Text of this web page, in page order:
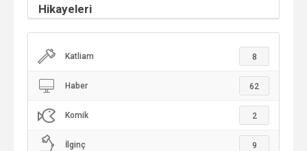
Hikayeleri
Katliam 8
Haber 62
Komik 2
İlginç 9